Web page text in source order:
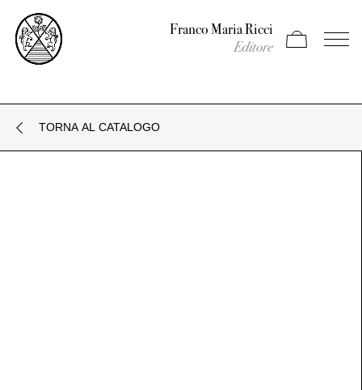
Franco Maria Ricci
Editore Apri carrello
Apri il
TORNA AL CATALOGO